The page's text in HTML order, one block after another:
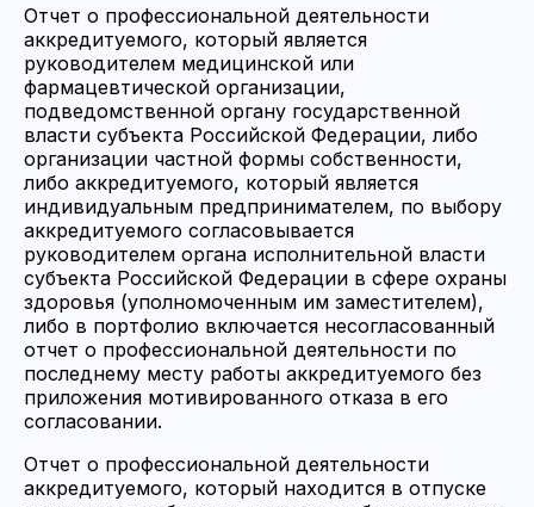
Отчет о профессиональной деятельности
аккредитуемого, который является
руководителем медицинской или
фармацевтической организации,
подведомственной органу государственной
власти субъекта Российской Федерации, либо
организации частной формы собственности,
либо аккредитуемого, который является
индивидуальным предпринимателем, по выбору
аккредитуемого согласовывается
руководителем органа исполнительной власти
субъекта Российской Федерации в сфере охраны
здоровья (уполномоченным им заместителем),
либо в портфолио включается несогласованный
отчет о профессиональной деятельности по
последнему месту работы аккредитуемого без
приложения мотивированного отказа в его
согласовании.
Отчет о профессиональной деятельности
аккредитуемого, который находится в отпуске